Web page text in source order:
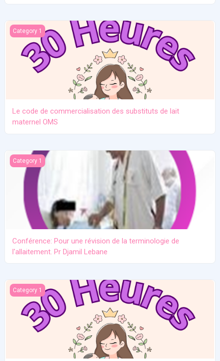
Le code de commercialisation des substituts de lait maternel
Category 1
Le code de commercialisation des substituts de lait
maternel OMS
Conférence: Pour une révision de la terminologie de l'allaitement.
Category 1
Conférence: Pour une révision de la terminologie de
l'allaitement. Pr Djamil Lebane
Les problèmes communs en allaitement maternel
Category 1